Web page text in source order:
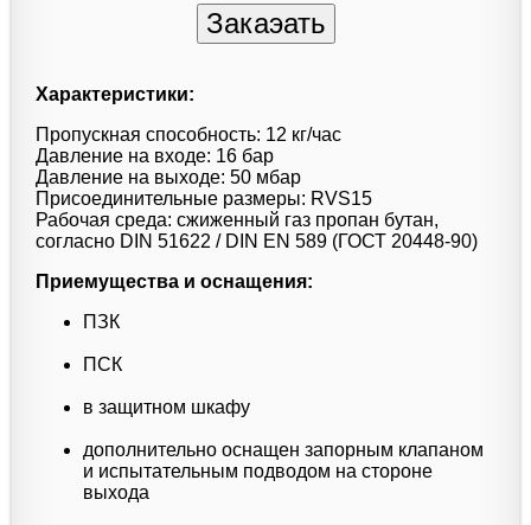
Характеристики:
Пропускная способность: 12 кг/час
Давление на входе: 16 бар
Давление на выходе: 50 мбар
Присоединительные размеры: RVS15
Рабочая среда: сжиженный газ пропан бутан,
согласно DIN 51622 / DIN EN 589 (ГОСТ 20448-90)
Приемущества и оснащения:
ПЗК
ПСК
в защитном шкафу
дополнительно оснащен запорным клапаном
и испытательным подводом на стороне
выхода